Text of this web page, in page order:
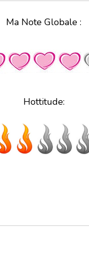
Ma Note Globale :
Hottitude: